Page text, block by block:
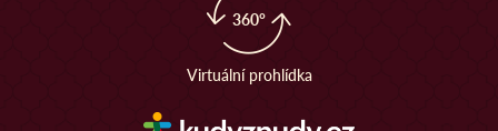
360°
Virtuální prohlídka